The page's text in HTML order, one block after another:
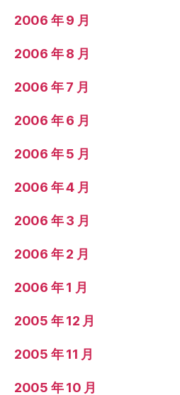
2006 年 9 月
2006 年 8 月
2006 年 7 月
2006 年 6 月
2006 年 5 月
2006 年 4 月
2006 年 3 月
2006 年 2 月
2006 年 1 月
2005 年 12 月
2005 年 11 月
2005 年 10 月